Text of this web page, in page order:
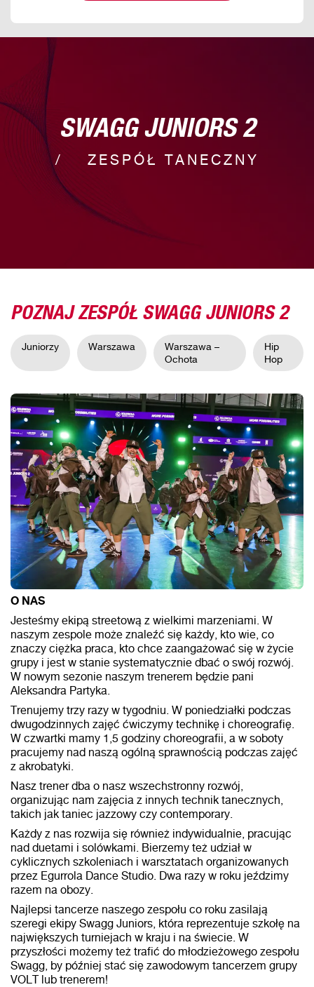
SWAGG JUNIORS 2
ZESPÓŁ TANECZNY
POZNAJ ZESPÓŁ SWAGG JUNIORS 2
Juniorzy Warszawa
Warszawa –
Ochota
Hip
Hop
O NAS
Jesteśmy ekipą streetową z wielkimi marzeniami. W
naszym zespole może znaleźć się każdy, kto wie, co
znaczy ciężka praca, kto chce zaangażować się w życie
grupy i jest w stanie systematycznie dbać o swój rozwój.
W nowym sezonie naszym trenerem będzie pani
Aleksandra Partyka.
Trenujemy trzy razy w tygodniu. W poniedziałki podczas
dwugodzinnych zajęć ćwiczymy technikę i choreografię.
W czwartki mamy 1,5 godziny choreografii, a w soboty
pracujemy nad naszą ogólną sprawnością podczas zajęć
z akrobatyki.
Nasz trener dba o nasz wszechstronny rozwój,
organizując nam zajęcia z innych technik tanecznych,
takich jak taniec jazzowy czy contemporary.
Każdy z nas rozwija się również indywidualnie, pracując
nad duetami i solówkami. Bierzemy też udział w
cyklicznych szkoleniach i warsztatach organizowanych
przez Egurrola Dance Studio. Dwa razy w roku jeździmy
razem na obozy.
Najlepsi tancerze naszego zespołu co roku zasilają
szeregi ekipy Swagg Juniors, która reprezentuje szkołę na
największych turniejach w kraju i na świecie. W
przyszłości możemy też trafić do młodzieżowego zespołu
Swagg, by później stać się zawodowym tancerzem grupy
VOLT lub trenerem!